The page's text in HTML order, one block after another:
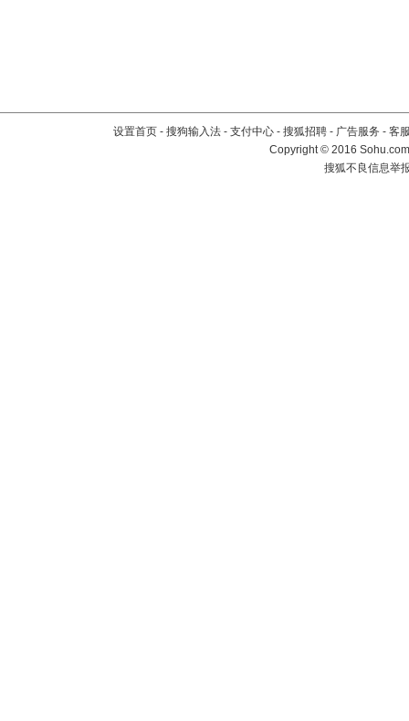
设置首页 - 搜狗输入法 - 支付中心 - 搜狐招聘 - 广告服务 - 客
Copyright©2016
搜狐不良信息举